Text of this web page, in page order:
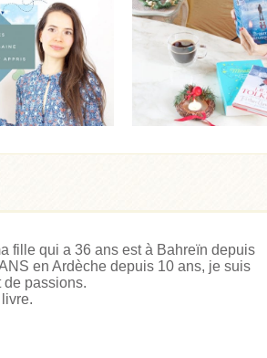
fille qui a 36 ans est à Bahreïn depuis
en Ardèche depuis 10 ans, je suis
passions.